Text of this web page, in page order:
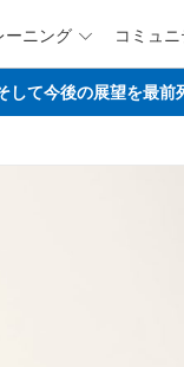
レーニング  コミュ
て今後の展望を最前